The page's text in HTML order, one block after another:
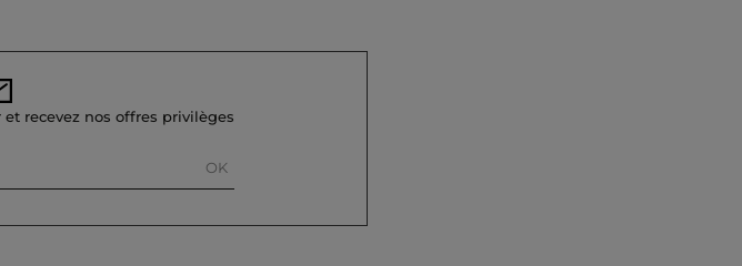
recevez nos offres privilèges
OK